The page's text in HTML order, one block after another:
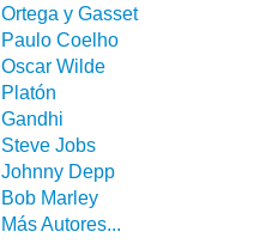
Ortega y Gasset
Paulo Coelho
Oscar Wilde
Platón
Gandhi
Steve Jobs
Johnny Depp
Bob Marley
Más Autores...